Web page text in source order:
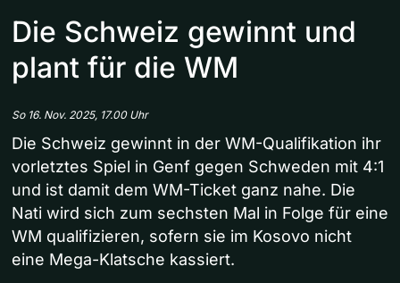
Die Schweiz gewinnt und
plant für die WM
So 16. Nov. 2025, 17.00 Uhr
Die Schweiz gewinnt in der WM-Qualifikation ihr
vorletztes Spiel in Genf gegen Schweden mit 4:1
und ist damit dem WM-Ticket ganz nahe. Die
Nati wird sich zum sechsten Mal in Folge für eine
WM qualifizieren, sofern sie im Kosovo nicht
eine Mega-Klatsche kassiert.